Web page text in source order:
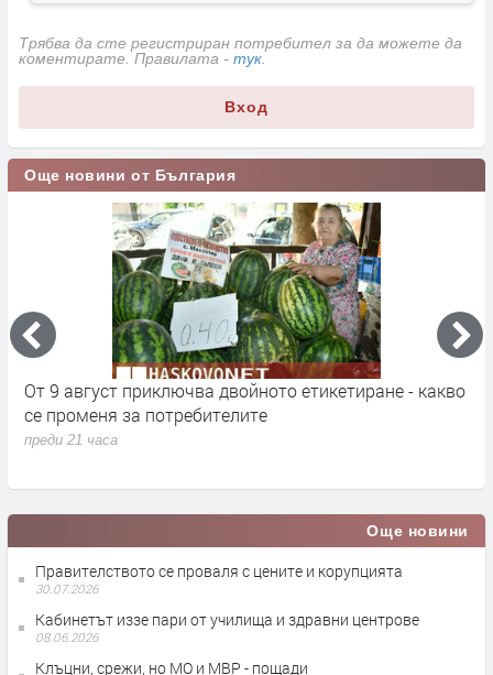
Трябва да сте регистриран потребител за да можете да
коментирате. Правилата - тук.
Вход
Още новини от България
От 9 август приключва двойното етикетиране - какво
се променя за потребителите
преди 21 часа
Още новини
Правителството се проваля с цените и корупцията
30.07.2026
Кабинетът иззе пари от училища и здравни центрове
08.06.2026
Клъцни, срежи, но МО и МВР - пощади